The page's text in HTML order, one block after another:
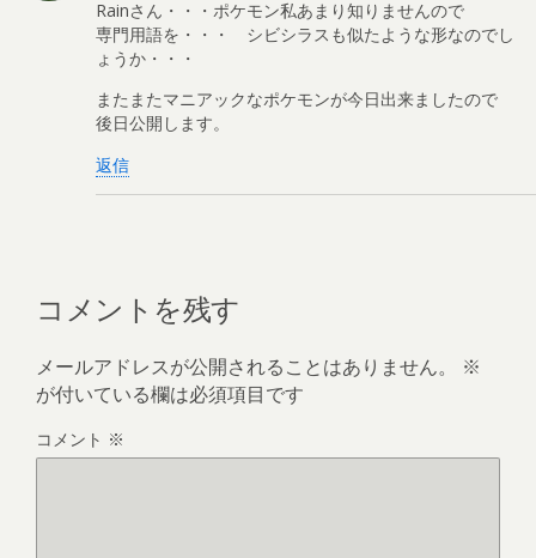
Rainさん・・・ポケモン私あまり知りませんので
専門用語を・・・ シビシラスも似たような形なのでし
ょうか・・・
またまたマニアックなポケモンが今日出来ましたので
後日公開します。
返信
コメントを残す
メールアドレスが公開されることはありません。
※
が付いている欄は必須項目です
コメント ※